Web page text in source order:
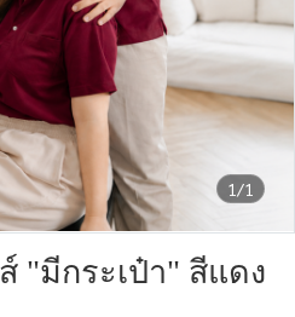
1/1
"มีกระเป๋า" สีแดง